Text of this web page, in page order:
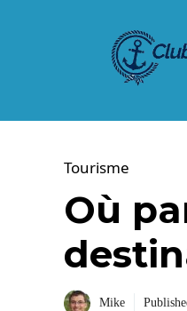
Tourisme
Où
Mike